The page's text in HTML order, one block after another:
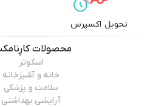
تحویل اکسپرس
محصولات
اسکوتر
خانه و آشپزخانه
سلامت و پزشکی
آرایشی بهداشتی